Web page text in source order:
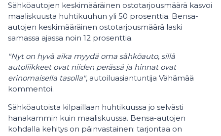
Sähköautojen keskimääräinen ostotarjousmäärä kasvoi
maaliskuusta huhtikuuhun yli 50 prosenttia. Bensa-
autojen keskimääräinen ostotarjousmäärä laski
samassa ajassa noin 12 prosenttia.
"Nyt on hyvä aika myydä oma sähköauto, sillä
autoliikkeet ovat niiden perässä ja hinnat ovat
erinomaisella tasolla", autoiluasiantuntija Vähämää
kommentoi.
Sähköautoista kilpaillaan huhtikuussa jo selvästi
hanakammin kuin maaliskuussa. Bensa-autojen
kohdalla kehitys on päinvastainen: tarjontaa on